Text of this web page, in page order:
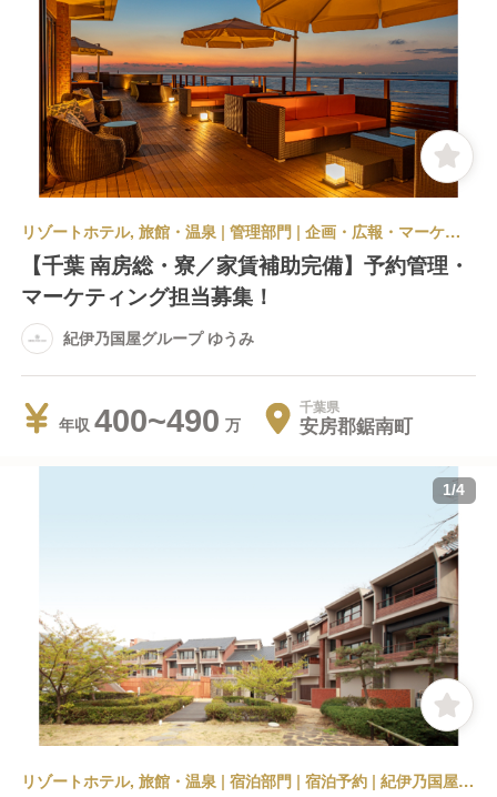
リゾートホテル, 旅館・温泉 | 管理部門 | 企画・広報・マーケティング | 紀伊乃国屋グループ ゆうみ
【千葉 南房総・寮／家賃補助完備】予約管理・
マーケティング担当募集！
紀伊乃国屋グループ ゆうみ
年収 400~490 千葉県
安房郡鋸南町
1/4
リゾートホテル, 旅館・温泉 | 宿泊部門 | 宿泊予約 | 紀伊乃国屋グループ ゆうみ